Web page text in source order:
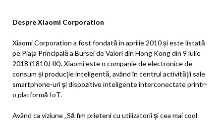
Despre Xiaomi Corporation
Xiaomi Corporation a fost fondată în aprilie 2010 și este listată
pe Piața Principală a Bursei de Valori din Hong Kong din 9 iulie
2018 (1810.HK). Xiaomi este o companie de electronice de
consum și producție inteligentă, având în centrul activității sale
smartphone-uri și dispozitive inteligente interconectate printr-
o platformă IoT.
Având ca viziune „Să fim prieteni cu utilizatorii și cea mai cool